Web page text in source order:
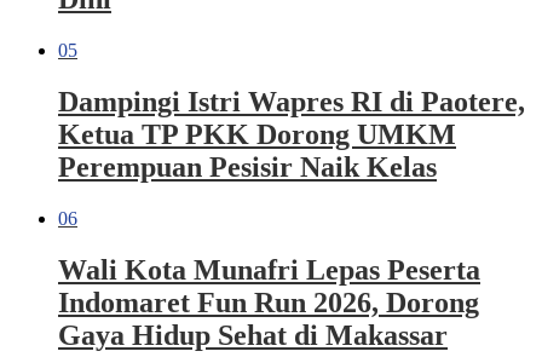
05
Dampingi Istri Wapres RI di Paotere,
Ketua TP PKK Dorong UMKM
Perempuan Pesisir Naik Kelas
06
Wali Kota Munafri Lepas Peserta
Indomaret Fun Run 2026, Dorong
Gaya Hidup Sehat di Makassar